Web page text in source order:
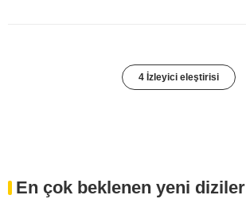
4 İzleyici eleştirisi
En çok beklenen yeni diziler